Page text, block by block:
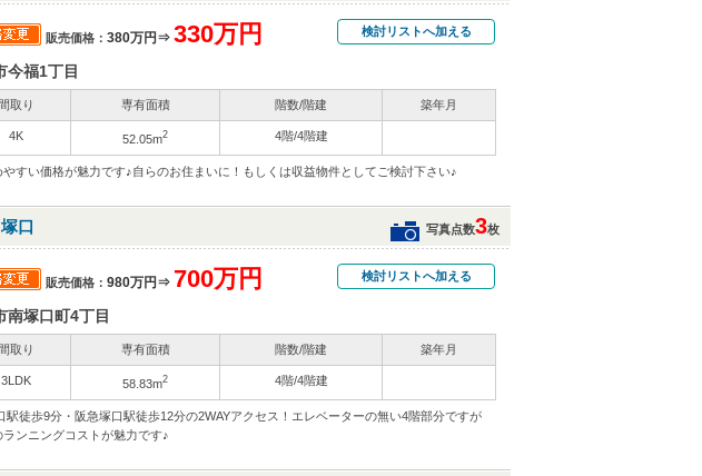
販売価格： 380万円⇒ 330万円 検討リストへ加える
今福1丁目
間取り 専有面積 階数/階建 築年月
4K 52.05m2 4階/4階建
やすい価格が魅力です♪自らのお住まいに！もしくは収益物件としてご検討下さい♪
口 写真点数3枚
販売価格： 980万円⇒ 700万円 検討リストへ加える
南塚口町4丁目
間取り 専有面積 階数/階建 築年月
3LDK 58.83m2 4階/4階建
駅徒歩9分・阪急塚口駅徒歩12分の2WAYアクセス！エレベーターの無い4階部分ですが
ランニングコストが魅力です♪